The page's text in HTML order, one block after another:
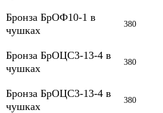
Бронза БрОФ10-1 в
чушках
380
Бронза БрОЦС3-13-4 в
чушках
380
Бронза БрОЦС3-13-4 в
чушках
380